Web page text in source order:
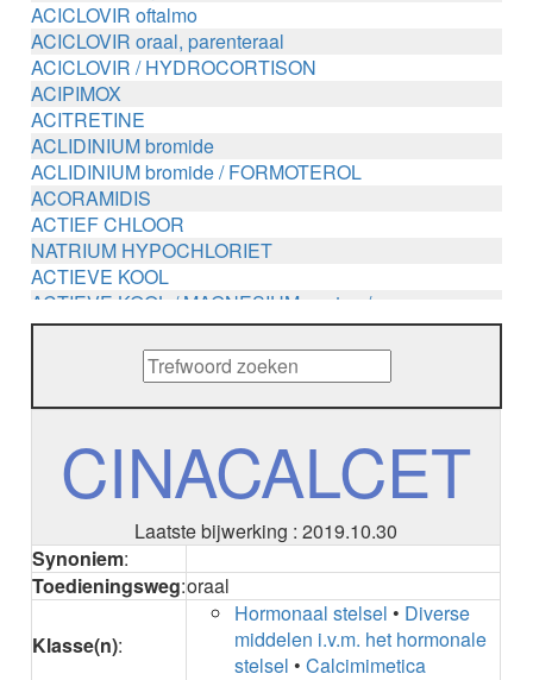
ACICLOVIR oftalmo
ACICLOVIR oraal, parenteraal
ACICLOVIR / HYDROCORTISON
ACIPIMOX
ACITRETINE
ACLIDINIUM bromide
ACLIDINIUM bromide / FORMOTEROL
ACORAMIDIS
ACTIEF CHLOOR
NATRIUM HYPOCHLORIET
ACTIEVE KOOL
ACTIEVE KOOL / MAGNESIUM zouten /
METHENAMINE
ADALIMUMAB
ADAPALEEN
ADAPALEEN / BENZOYLPEROXIDE
ADENOSINE
AESCINE
AFLIBERCEPT parenteraal
AFLIBERCEPT intravitreaal
AGALSIDASE bèta
CINACALCET
Laatste bijwerking : 2019.10.30
Synoniem:
Toedieningsweg:oraal
Klasse(n):
Hormonaal stelsel • Diverse
middelen i.v.m. het hormonale
stelsel •Calcimimetica